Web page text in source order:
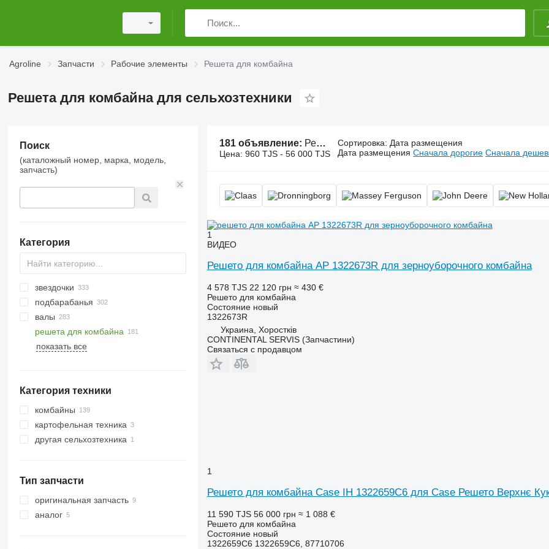
Agroline Запчасти Рабочие элементы Решета для комбайна
Решета для комбайна для сельхозтехники
Поиск
(каталожный номер, марка, модель,
запчасть)
Категория
звездочки
подбарабанья
валы
решета для комбайна
показать все
Категория техники
комбайны
зерноуборочные комбайны
кукурузоуборочные комбайны
картофельная техника
картофелеуборочные комбайны
другая сельхозтехника
Тип запчасти
оригинальная запчасть
аналог
181 объявление: Решета для комбайна
Цена: 960 TJS - 56 000 TJS
Сортировка: Дата размещения
Дата размещения Сначала дорогие Сначала
1
ВИДЕО
Решето для комбайна AP 1322673R для зерноуборочного комбайна
4 578 TJS 22 120 грн ≈ 430 €
Решето для комбайна
Состояниеновый
1322673R
Украина, Хоростків
CONTINENTAL SERVIS (Запчастини)
Связаться с продавцом
1
Решето для комбайна Case IH 1322659C6 для Case Решето Верхнє
11 590 TJS 56 000 грн ≈ 1 088 €
Решето для комбайна
Состояниеновый
1322659C6 1322659C6, 87710706